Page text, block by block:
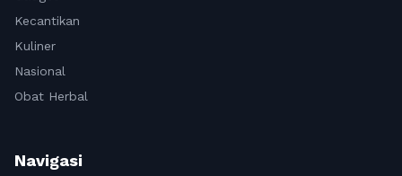
Kecantikan
Kuliner
Nasional
Obat Herbal
Navigasi